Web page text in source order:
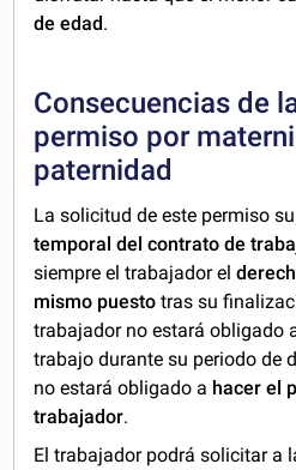
de edad.
Consecuencias de
permiso por
paternidad
La solicitud de este permiso
temporal del contrato de
siempre el trabajador el
mismo puesto tras su
trabajador no estará obligado
trabajo durante su periodo de
no estará obligado a hacer el
trabajador.
El trabajador podrá solicitar a